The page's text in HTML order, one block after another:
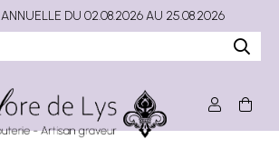
DU 02.08.2026 AU 25.08.2026